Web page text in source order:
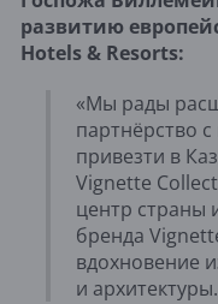
развитию
Hotels & Resorts:
«Мы рады
партнёрство
привезти в
Vignette
центр страны
бренда
вдохновение
и архитектуры.